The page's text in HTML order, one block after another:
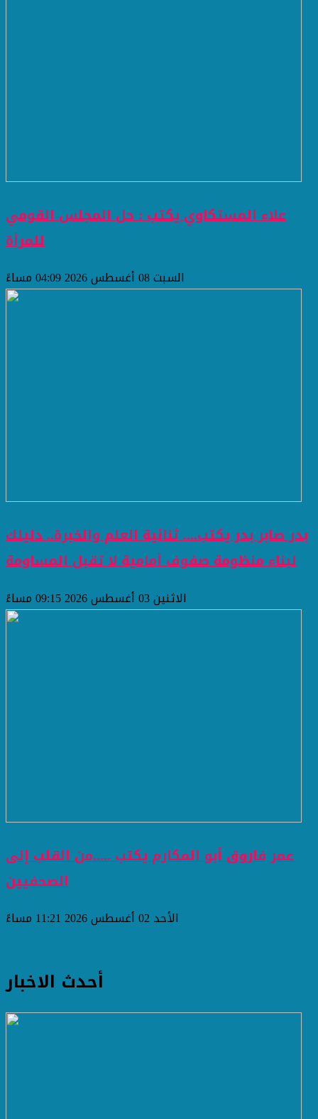
علاء المستكاوي يكتب : حل المجلس القومي
للمرأة
السبت 08 أغسطس 2026 04:09 مساءً
بدر صابر بدر يكتب.... ثنائية العلم والخبرة.. دليلك
لبناء منظومة صفوف أمامية لا تقبل المساومة
الاثنين 03 أغسطس 2026 09:15 مساءً
عمر فاروق أبو المكارم يكتب .....من القلب إلى
الصحفيين
الأحد 02 أغسطس 2026 11:21 مساءً
أحدث الاخبار